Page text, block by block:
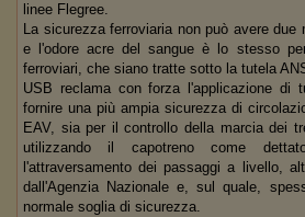
linee Flegree.
La sicurezza ferroviaria non può avere due
e l'odore acre del sangue è lo stesso
ferroviari, che siano tratte sotto la tutela
USB reclama con forza l'applicazione di
fornire una più ampia sicurezza di
EAV, sia per il controllo della marcia dei
utilizzando il capotreno come
l'attraversamento dei passaggi a livello,
dall'Agenzia Nazionale e, sul quale,
normale soglia di sicurezza.